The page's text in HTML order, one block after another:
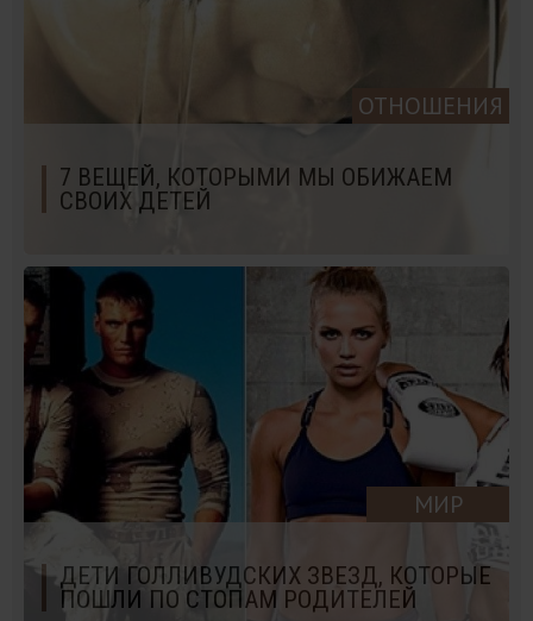
ОТНОШЕНИЯ
7 ВЕЩЕЙ, КОТОРЫМИ МЫ ОБИЖАЕМ
СВОИХ ДЕТЕЙ
МИР
ДЕТИ ГОЛЛИВУДСКИХ ЗВЕЗД, КОТОРЫЕ
ПОШЛИ ПО СТОПАМ РОДИТЕЛЕЙ